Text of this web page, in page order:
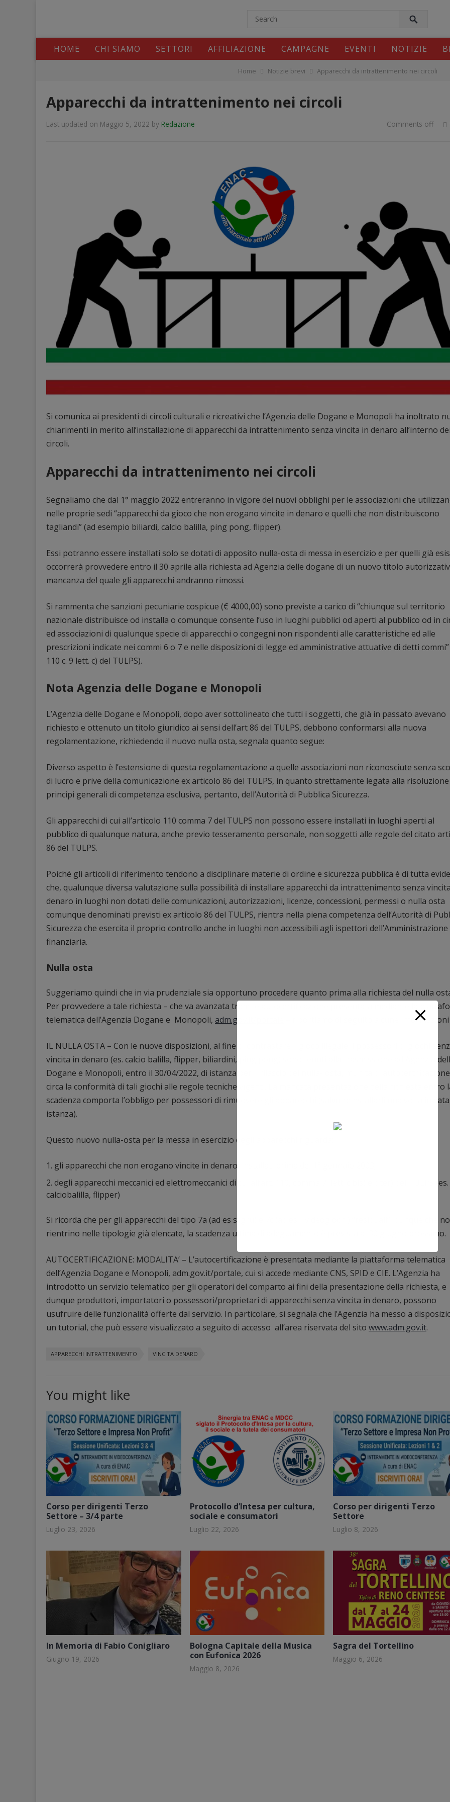
HOME CHI SIAMO SETTORI AFFILIAZIONE CAMPAGNE EVENTI NOTIZIE
Home Notizie brevi Apparecchi da intrattenimento nei circoli
Apparecchi da intrattenimento nei circoli
Last updated on Maggio 5, 2022 by Redazione Comments off
Si comunica ai presidenti di circoli culturali e ricreativi che l’Agenzia delle Dogane e Monopoli ha inoltrato
chiarimenti in merito all’installazione di apparecchi da intrattenimento senza vincita in denaro all’interno dei
circoli.
Apparecchi da intrattenimento nei circoli
Segnaliamo che dal 1° maggio 2022 entreranno in vigore dei nuovi obblighi per le associazioni che
nelle proprie sedi “apparecchi da gioco che non erogano vincite in denaro e quelli che non distribuiscono
tagliandi” (ad esempio biliardi, calcio balilla, ping pong, flipper).
Essi potranno essere installati solo se dotati di apposito nulla-osta di messa in esercizio e per quelli già
occorrerà provvedere entro il 30 aprile alla richiesta ad Agenzia delle dogane di un nuovo titolo
mancanza del quale gli apparecchi andranno rimossi.
Si rammenta che sanzioni pecuniarie cospicue (€ 4000,00) sono previste a carico di “chiunque sul territorio
nazionale distribuisce od installa o comunque consente l’uso in luoghi pubblici od aperti al pubblico od in
ed associazioni di qualunque specie di apparecchi o congegni non rispondenti alle caratteristiche ed alle
prescrizioni indicate nei commi 6 o 7 e nelle disposizioni di legge ed amministrative attuative di detti
110 c. 9 lett. c) del TULPS).
Nota Agenzia delle Dogane e Monopoli
L’Agenzia delle Dogane e Monopoli, dopo aver sottolineato che tutti i soggetti, che già in passato avevano
richiesto e ottenuto un titolo giuridico ai sensi dell’art 86 del TULPS, debbono conformarsi alla nuova
regolamentazione, richiedendo il nuovo nulla osta, segnala quanto segue:
Diverso aspetto è l’estensione di questa regolamentazione a quelle associazioni non riconosciute senza
di lucro e prive della comunicazione ex articolo 86 del TULPS, in quanto strettamente legata alla
principi generali di competenza esclusiva, pertanto, dell’Autorità di Pubblica Sicurezza.
Gli apparecchi di cui all’articolo 110 comma 7 del TULPS non possono essere installati in luoghi aperti al
pubblico di qualunque natura, anche previo tesseramento personale, non soggetti alle regole del citato
86 del TULPS.
Poiché gli articoli di riferimento tendono a disciplinare materie di ordine e sicurezza pubblica è di tutta
che, qualunque diversa valutazione sulla possibilità di installare apparecchi da intrattenimento senza
denaro in luoghi non dotati delle comunicazioni, autorizzazioni, licenze, concessioni, permessi o nulla osta
comunque denominati previsti ex articolo 86 del TULPS, rientra nella piena competenza dell’Autorità di
Sicurezza che esercita il proprio controllo anche in luoghi non accessibili agli ispettori dell’Amministrazione
finanziaria.
Nulla osta
Suggeriamo quindi che in via prudenziale sia opportuno procedere quanto prima alla richiesta del nulla
Per provvedere a tale richiesta – che va avanzata tramite autocertificazione presentata mediante la
telematica dell’Agenzia Dogane e Monopoli, adm.gov.it/portale – riportiamo di seguito alcune
IL NULLA OSTA – Con le nuove disposizioni, al fine di contrastare il gioco illegale, i possessori di giochi
vincita in denaro (es. calcio balilla, flipper, biliardini, ping pong) sono tenuti alla trasmissione ad Agenzia
Dogane e Monopoli, entro il 30/04/2022, di istanza per il rilascio del nulla- osta, munita di autocertificazione
circa la conformità di tali giochi alle regole tecniche vigenti. La mancata presentazione della richiesta entro
scadenza comporta l’obbligo per possessori di rimuovere gli apparecchi (salvo reinstallarli una volta
istanza).
Questo nuovo nulla-osta per la messa in esercizio degli apparecchi riguarda:
gli apparecchi che non erogano vincite in denaro, installati prima del 1° gennaio 2003;
degli apparecchi meccanici ed elettromeccanici di cui all’art. 110, comma 7, lett. c bis) e c ter) del TULPS (es.
calciobalilla, flipper)
Si ricorda che per gli apparecchi del tipo 7a (ad es s. gru) e 7c (ad es. i videogiochi) “residuali”, dunque che
rientrino nelle tipologie già elencate, la scadenza ultima di adeguamento è prevista al 30 giugno prossimo.
AUTOCERTIFICAZIONE: MODALITA’ – L’autocertificazione è presentata mediante la piattaforma telematica
dell’Agenzia Dogane e Monopoli, adm.gov.it/portale, cui si accede mediante CNS, SPID e CIE. L’Agenzia ha
introdotto un servizio telematico per gli operatori del comparto ai fini della presentazione della richiesta, e
dunque produttori, importatori o possessori/proprietari di apparecchi senza vincita in denaro, possono
usufruire delle funzionalità offerte dal servizio. In particolare, si segnala che l’Agenzia ha messo a
un tutorial, che può essere visualizzato a seguito di accesso all’area riservata del sito www.adm.gov.it.
APPARECCHI INTRATTENIMENTO VINCITA DENARO
You might like
Corso per dirigenti Terzo
Settore – 3/4 parte
Luglio 23, 2026
Protocollo d’Intesa per cultura,
sociale e consumatori
Luglio 22, 2026
Corso per dirigenti Terzo
Settore
Luglio 8, 2026
In Memoria di Fabio Conigliaro
Giugno 19, 2026
Bologna Capitale della Musica
con Eufonica 2026
Maggio 8, 2026
Sagra del Tortellino
Maggio 6, 2026